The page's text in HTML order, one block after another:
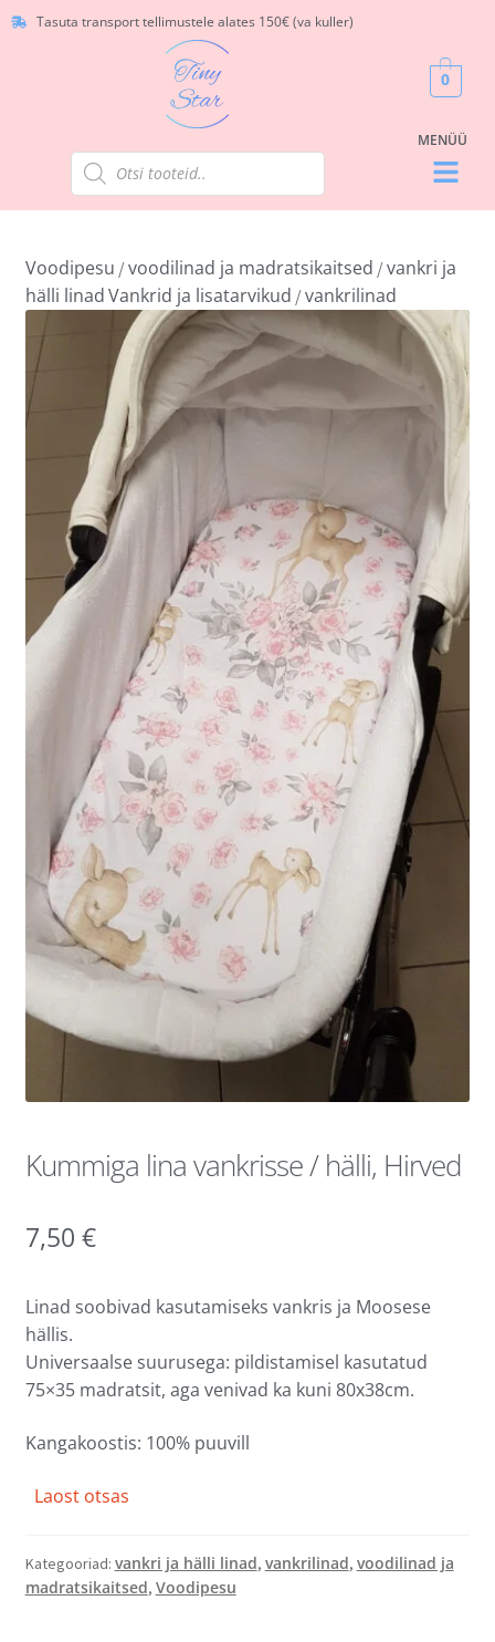
Tasuta transport tellimustele alates 150€ (va kuller)
0
Voodipesu /voodilinad ja madratsikaitsed /vankri ja
hälli linadVankrid ja lisatarvikud /vankrilinad
Kummiga lina vankrisse / hälli, Hirved
7,50 €
Linad soobivad kasutamiseks vankris ja Moosese
hällis.
Universaalse suurusega: pildistamisel kasutatud
75×35 madratsit, aga venivad ka kuni 80x38cm.
Kangakoostis: 100% puuvill
Laost otsas
Kategooriad: vankri ja hälli linad, vankrilinad, voodilinad ja
madratsikaitsed, Voodipesu